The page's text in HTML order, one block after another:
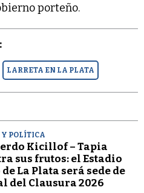
porteño.
LARRETA EN LA PLATA
Y POLÍTICA
Kicillof – Tapia
sus frutos: el Estadio
La Plata será sede de
del Clausura 2026